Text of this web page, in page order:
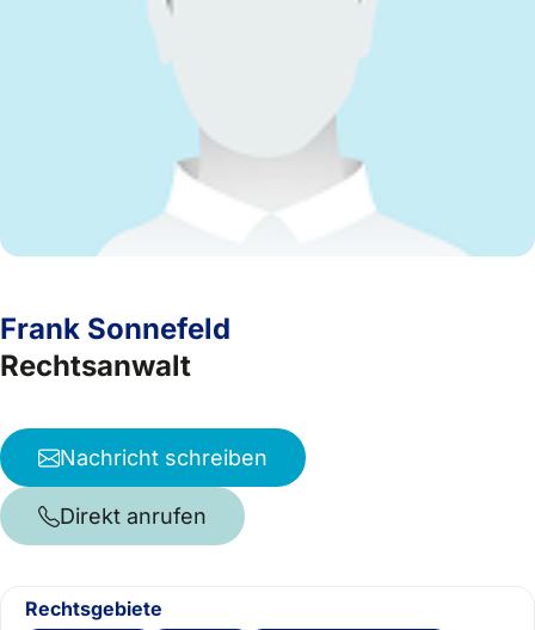
Frank Sonnefeld
Rechtsanwalt
Nachricht schreiben
Direkt anrufen
Rechtsgebiete